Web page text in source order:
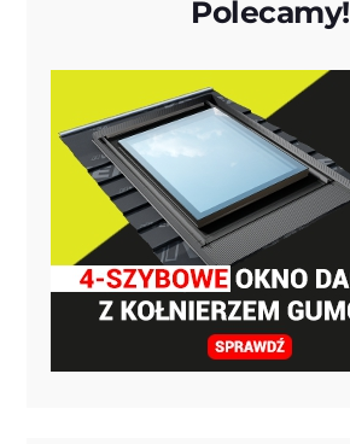
Polecamy!